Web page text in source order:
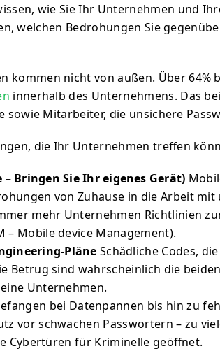
wie Sie Ihr Unternehmen und
welchen Bedrohungen Sie
kommen nicht von außen. Über 64%
innerhalb des Unternehmens. Das
sowie Mitarbeiter, die unsichere
die Ihr Unternehmen treffen
– Bringen Sie Ihr eigenes Gerät)
von Zuhause in die Arbeit
mehr Unternehmen Richtlinien
– Mobile device Management).
Pläne Schädliche Codes,
Betrug sind wahrscheinlich die
Unternehmen.
bei Datenpannen bis hin zu
vor schwachen Passwörtern – zu
Cybertüren für Kriminelle geöffnet.